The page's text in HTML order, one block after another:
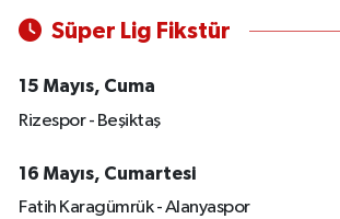
Süper Lig Fikstür
15 Mayıs, Cuma
Rizespor - Beşiktaş
16 Mayıs, Cumartesi
Fatih Karagümrük - Alanyaspor